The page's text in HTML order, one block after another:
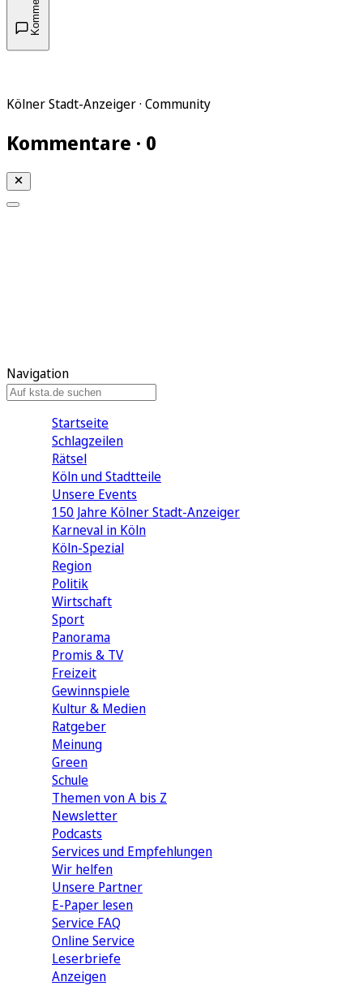
Kölner Stadt-Anzeiger · Community
Kommentare · 0
Navigation
Startseite
Schlagzeilen
Rätsel
Köln und Stadtteile
Unsere Events
150 Jahre Kölner Stadt-Anzeiger
Karneval in Köln
Köln-Spezial
Region
Politik
Wirtschaft
Sport
Panorama
Promis & TV
Freizeit
Gewinnspiele
Kultur & Medien
Ratgeber
Meinung
Green
Schule
Themen von A bis Z
Newsletter
Podcasts
Services und Empfehlungen
Wir helfen
Unsere Partner
E-Paper lesen
Service FAQ
Online Service
Leserbriefe
Anzeigen